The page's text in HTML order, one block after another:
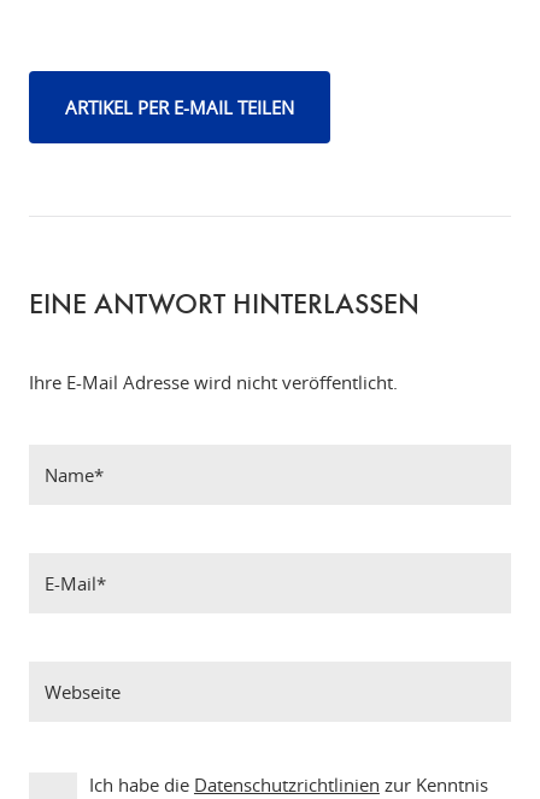
ARTIKEL PER E-MAIL TEILEN
EINE ANTWORT HINTERLASSEN
Ihre E-Mail Adresse wird nicht veröffentlicht.
Ich habe die Datenschutzrichtlinien zur Kenntnis